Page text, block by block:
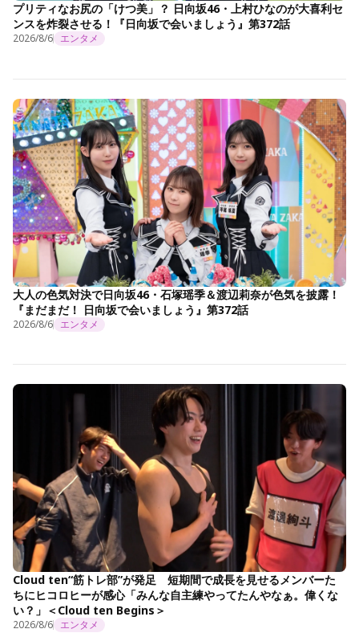
プリティなお尻の「けつ美」？ 日向坂46・上村ひなのが大喜利セ
ンスを炸裂させる！『日向坂で会いましょう』第372話
2026/8/6 エンタメ
大人の色気対決で日向坂46・石塚瑶季＆渡辺莉奈が色気を披露！
『まだまだ！ 日向坂で会いましょう』第372話
2026/8/6 エンタメ
Cloud ten“筋トレ部”が発足 短期間で成長を見せるメンバーた
ちにヒコロヒーが感心「みんな自主練やってたんやなぁ。偉くな
い？」＜Cloud ten Begins＞
2026/8/6 エンタメ